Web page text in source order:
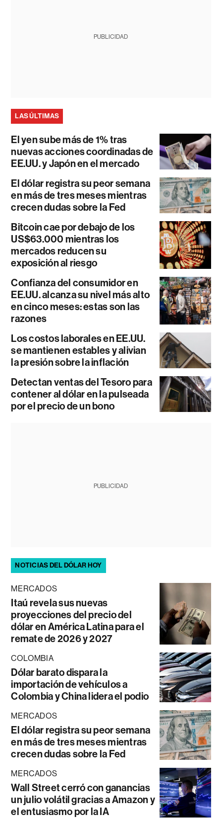
PUBLICIDAD
LAS ÚLTIMAS
El yen sube más de 1% tras
nuevas acciones coordinadas de
EE.UU. y Japón en el mercado
El dólar registra su peor semana
en más de tres meses mientras
crecen dudas sobre la Fed
Bitcoin cae por debajo de los
US$63.000 mientras los
mercados reducen su
exposición al riesgo
Confianza del consumidor en
EE.UU. alcanza su nivel más alto
en cinco meses: estas son las
razones
Los costos laborales en EE.UU.
se mantienen estables y alivian
la presión sobre la inflación
Detectan ventas del Tesoro para
contener al dólar en la pulseada
por el precio de un bono
PUBLICIDAD
NOTICIAS DEL DÓLAR HOY
MERCADOS
Itaú revela sus nuevas
proyecciones del precio del
dólar en América Latina para el
remate de 2026 y 2027
COLOMBIA
Dólar barato dispara la
importación de vehículos a
Colombia y China lidera el podio
MERCADOS
El dólar registra su peor semana
en más de tres meses mientras
crecen dudas sobre la Fed
MERCADOS
Wall Street cerró con ganancias
un julio volátil gracias a Amazon y
el entusiasmo por la IA